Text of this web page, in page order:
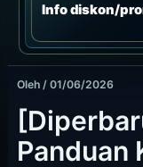
Info diskon/
Oleh / 01/06/2026
Panduan